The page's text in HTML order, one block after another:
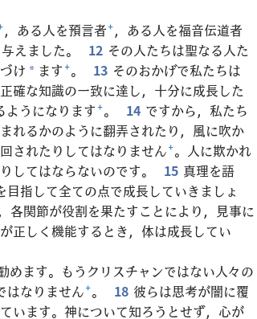
，ある人を預言者+，ある人を福音伝道者
えました。 12 その人たちは聖なる人た
け * ます+。 13 そのおかげで私たちは
確な知識の一致に達し，十分に成長した
ようになります+。 14 ですから，私たち
れるかのように翻弄されたり，風に吹か
されたりしてはなりません+。人に欺かれ
してはならないのです。
15 真理を語
目指して全ての点で成長していきましょ
各関節が役割を果たすことにより，見事に
正しく機能するとき，体は成長してい
めます。もうクリスチャンではない人々の
はなりません+。 18 彼らは思考が闇に覆
います。神について知ろうとせず，心が